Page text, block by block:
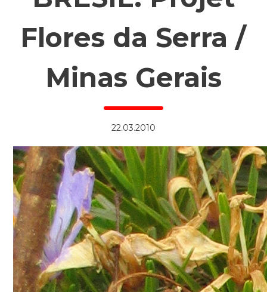
Flores da Serra /
Minas Gerais
22.03.2010